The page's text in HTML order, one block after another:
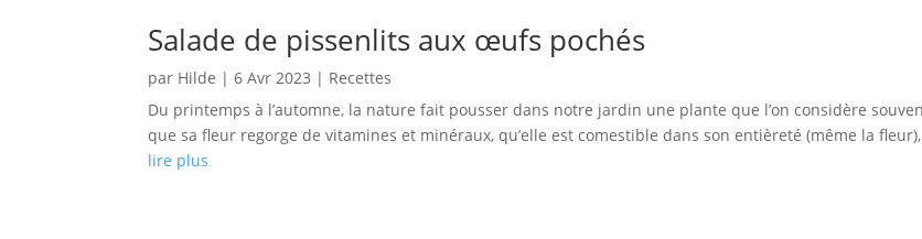
Salade de pissenlits aux œufs pochés
par Hilde |6 Avr 2023 | Recettes
Du printemps à l’automne, la nature fait pousser dans notre jardin une plante que l’on considère
que sa fleur regorge de vitamines et minéraux, qu’elle est comestible dans son entièreté (même la
lire plus